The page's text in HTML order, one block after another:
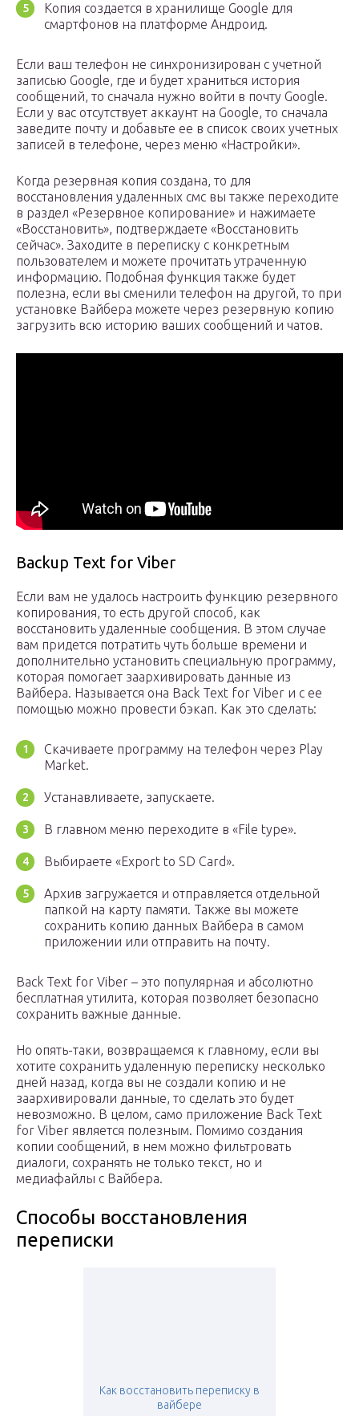
Копия создается в хранилище Google для
смартфонов на платформе Андроид.
Если ваш телефон не синхронизирован с учетной
записью Google, где и будет храниться история
сообщений, то сначала нужно войти в почту Google.
Если у вас отсутствует аккаунт на Google, то сначала
заведите почту и добавьте ее в список своих учетных
записей в телефоне, через меню «Настройки».
Когда резервная копия создана, то для
восстановления удаленных смс вы также переходите
в раздел «Резервное копирование» и нажимаете
«Восстановить», подтверждаете «Восстановить
сейчас». Заходите в переписку с конкретным
пользователем и можете прочитать утраченную
информацию. Подобная функция также будет
полезна, если вы сменили телефон на другой, то при
установке Вайбера можете через резервную копию
загрузить всю историю ваших сообщений и чатов.
Backup Text for Viber
Если вам не удалось настроить функцию резервного
копирования, то есть другой способ, как
восстановить удаленные сообщения. В этом случае
вам придется потратить чуть больше времени и
дополнительно установить специальную программу,
которая помогает заархивировать данные из
Вайбера. Называется она Back Text for Viber и с ее
помощью можно провести бэкап. Как это сделать:
Скачиваете программу на телефон через Play
Market.
Устанавливаете, запускаете.
В главном меню переходите в «File type».
Выбираете «Export to SD Card».
Архив загружается и отправляется отдельной
папкой на карту памяти. Также вы можете
сохранить копию данных Вайбера в самом
приложении или отправить на почту.
Back Text for Viber – это популярная и абсолютно
бесплатная утилита, которая позволяет безопасно
сохранить важные данные.
Но опять-таки, возвращаемся к главному, если вы
хотите сохранить удаленную переписку несколько
дней назад, когда вы не создали копию и не
заархивировали данные, то сделать это будет
невозможно. В целом, само приложение Back Text
for Viber является полезным. Помимо создания
копии сообщений, в нем можно фильтровать
диалоги, сохранять не только текст, но и
медиафайлы с Вайбера.
Способы восстановления
переписки
Как восстановить переписку в
вайбере